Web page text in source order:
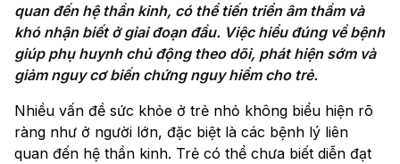
quan đến hệ thần kinh, có thể tiến triển âm thầm và
khó nhận biết ở giai đoạn đầu. Việc hiểu đúng về bệnh
giúp phụ huynh chủ động theo dõi, phát hiện sớm và
giảm nguy cơ biến chứng nguy hiểm cho trẻ.
Nhiều vấn đề sức khỏe ở trẻ nhỏ không biểu hiện rõ
ràng như ở người lớn, đặc biệt là các bệnh lý liên
quan đến hệ thần kinh. Trẻ có thể chưa biết diễn đạt